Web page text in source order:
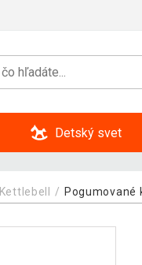
Detský svet
Kettlebell Pogumované